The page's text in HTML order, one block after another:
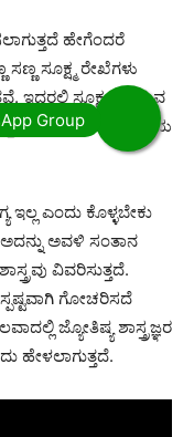
ಹೇಗೆಂದರೆ
ಸೂಕ್ಷ್ಮ ರೇಖೆಗಳು
ಇದರಲ್ಲಿ ಸೂಕ್ಷ್ಮವಾಗಿರುವ
ಗಾಢವಾಗಿರುವ ಉದ್ದನೆಯ
ಇಲ್ಲ ಎಂದು ಕೊಳ್ಳಬೇಕು
ಅವಳಿ ಸಂತಾನ
ವಿವರಿಸುತ್ತದೆ.
ಗೋಚರಿಸದೆ
ಜ್ಯೋತಿಷ್ಯ ಶಾಸ್ತ್ರಜ್ಞರ
ಹೇಳಲಾಗುತ್ತದೆ.